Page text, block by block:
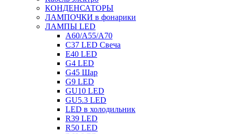
КОНДЕНСАТОРЫ
ЛАМПОЧКИ в фонарики
ЛАМПЫ LED
A60/A55/A70
C37 LED Свеча
E40 LED
G4 LED
G45 Шар
G9 LED
GU10 LED
GU5.3 LED
LED в холодильник
R39 LED
R50 LED